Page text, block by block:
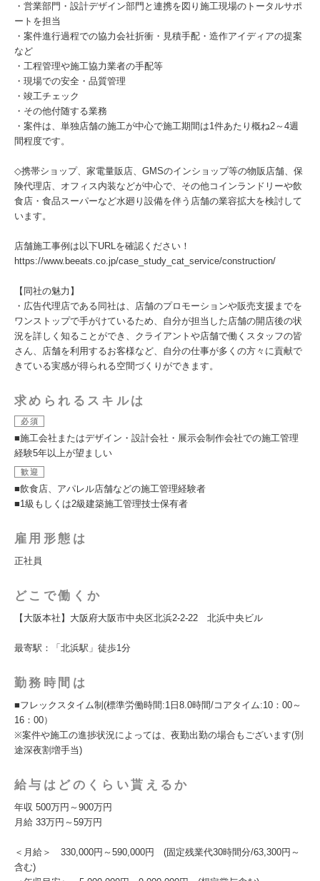
・営業部門・設計デザイン部門と連携を図り施工現場のトータルサポ
ートを担当
・案件進行過程での協力会社折衝・見積手配・造作アイディアの提案
など
・工程管理や施工協力業者の手配等
・現場での安全・品質管理
・竣工チェック
・その他付随する業務
・案件は、単独店舗の施工が中心で施工期間は1件あたり概ね2～4週
間程度です。
◇携帯ショップ、家電量販店、GMSのインショップ等の物販店舗、保
険代理店、オフィス内装などが中心で、その他コインランドリーや飲
食店・食品スーパーなど水廻り設備を伴う店舗の業容拡大を検討して
います。
店舗施工事例は以下URLを確認ください！
https://www.beeats.co.jp/case_study_cat_service/construction/
【同社の魅力】
・広告代理店である同社は、店舗のプロモーションや販売支援までを
ワンストップで手がけているため、自分が担当した店舗の開店後の状
況を詳しく知ることができ、クライアントや店舗で働くスタッフの皆
さん、店舗を利用するお客様など、自分の仕事が多くの方々に貢献で
きている実感が得られる空間づくりができます。
求められるスキルは
必須
■施工会社またはデザイン・設計会社・展示会制作会社での施工管理
経験5年以上が望ましい
歓迎
■飲食店、アパレル店舗などの施工管理経験者
■1級もしくは2級建築施工管理技士保有者
雇用形態は
正社員
どこで働くか
【大阪本社】大阪府大阪市中央区北浜2-2-22 北浜中央ビル
最寄駅：「北浜駅」徒歩1分
勤務時間は
■フレックスタイム制(標準労働時間:1日8.0時間/コアタイム:10：00～
16：00）
※案件や施工の進捗状況によっては、夜勤出勤の場合もございます(別
途深夜割増手当)
給与はどのくらい貰えるか
年収 500万円～900万円
月給 33万円～59万円
＜月給＞ 330,000円～590,000円 (固定残業代30時間分/63,300円～
含む)